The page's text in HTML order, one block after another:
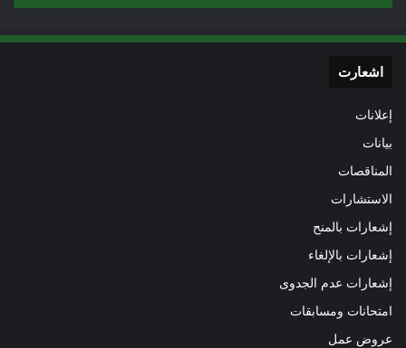
اشعارت
إعلانات
بيانات
المناقصات
الاستشارات
إشعارات بالمنح
إشعارات بالإلغاء
إشعارات عدم الجدوى
امتحانات ومسابقات
عروض عمل